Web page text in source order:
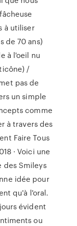
à utiliser
de 70 ans)
à l'oeil nu
/
pas de
un simple
comme
à travers des
Faire Tous
· Voici une
des Smileys
idée pour
qu'à l'oral.
évident
ou